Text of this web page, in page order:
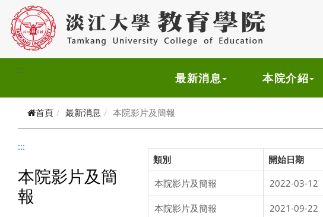
跳到主要內容
:::
最新消息 本院介紹
首頁 最新消息 本院影片及簡報
:::
本院影片及簡
報
類別 開始日期
本院影片及簡報
2022-03-12
本院影片及簡報 2021-09-22